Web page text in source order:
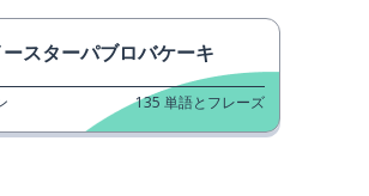
ースターパブロバケーキ
135 単語とフレーズ